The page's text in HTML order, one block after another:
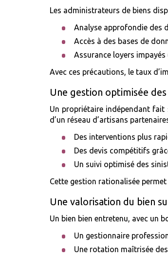
Les administrateurs de biens
Analyse approfondie des
Accès à des bases de
Assurance loyers
Avec ces précautions, le taux
Une gestion optimisée
Un propriétaire indépendant fait
d’un réseau d’artisans
Des interventions plus
Des devis compétitifs
Un suivi optimisé des
Cette gestion rationalisée permet
Une valorisation du bien
Un bien bien entretenu, avec un
Un gestionnaire
Une rotation maîtrisée